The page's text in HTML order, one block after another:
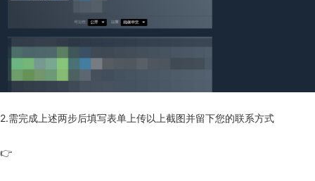
2.需完成上述两步后填写表单上传以上截图并留下您的联系方式
👉